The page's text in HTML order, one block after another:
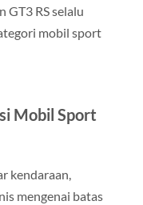
GT3 RS selalu
mobil sport
Mobil Sport
kendaraan,
mengenai batas